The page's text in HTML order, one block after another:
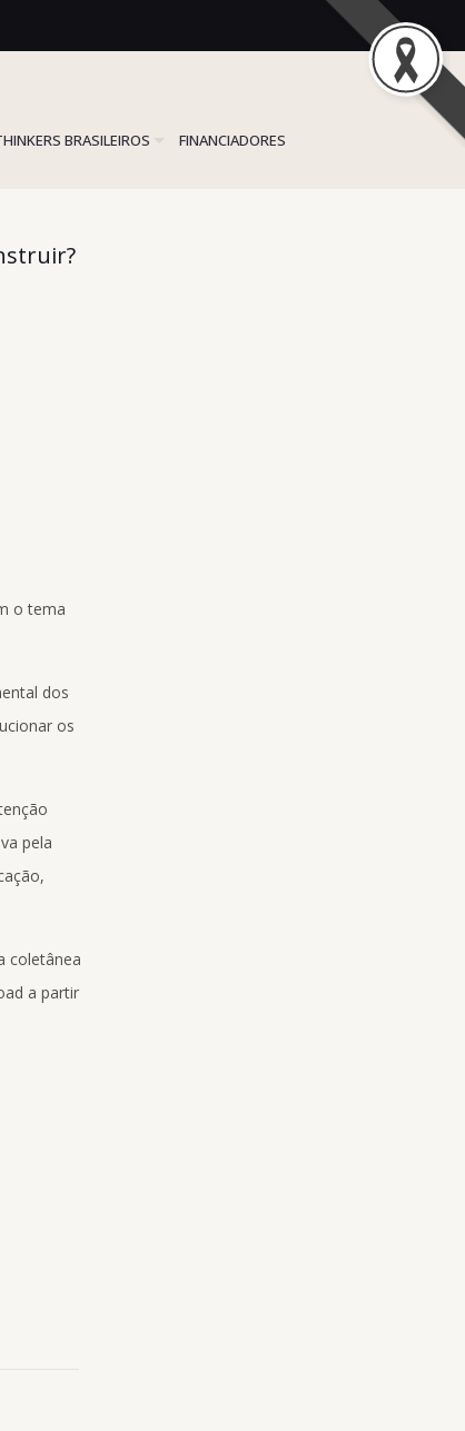
BRASILEIROS FINANCIADORES
o tema
dos
os
pela
coletânea
a partir